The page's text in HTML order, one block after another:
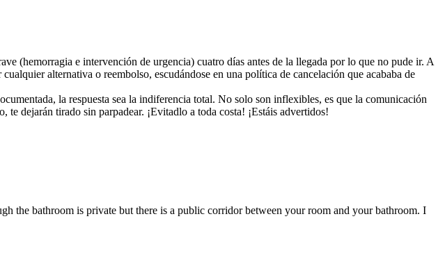
(hemorragia e intervención de urgencia) cuatro días antes de la llegada por lo que no pude ir. A
alternativa o reembolso, escudándose en una política de cancelación que acababa de
la respuesta sea la indiferencia total. No solo son inflexibles, es que la comunicación
dejarán tirado sin parpadear. ¡Evitadlo a toda costa! ¡Estáis advertidos!
the bathroom is private but there is a public corridor between your room and your bathroom. I